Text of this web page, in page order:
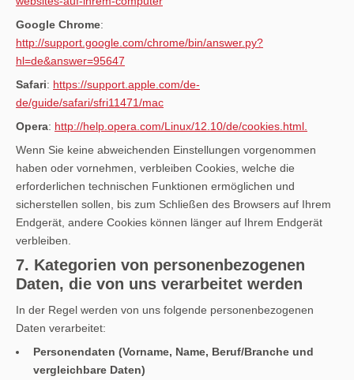
Google Chrome:
http://support.google.com/chrome/bin/answer.py?
hl=de&answer=95647
Safari: https://support.apple.com/de-
de/guide/safari/sfri11471/mac
Opera: http://help.opera.com/Linux/12.10/de/cookies.html.
Wenn Sie keine abweichenden Einstellungen vorgenommen
haben oder vornehmen, verbleiben Cookies, welche die
erforderlichen technischen Funktionen ermöglichen und
sicherstellen sollen, bis zum Schließen des Browsers auf Ihrem
Endgerät, andere Cookies können länger auf Ihrem Endgerät
verbleiben.
7. Kategorien von personenbezogenen
Daten, die von uns verarbeitet werden
In der Regel werden von uns folgende personenbezogenen
Daten verarbeitet:
Personendaten (Vorname, Name, Beruf/Branche und
vergleichbare Daten)